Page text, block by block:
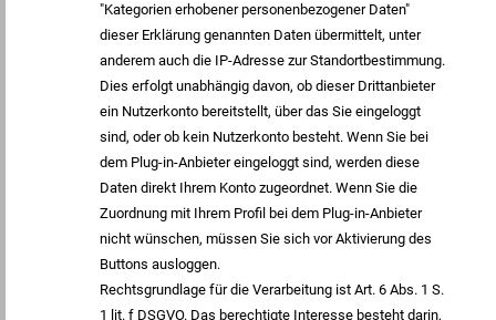
"Kategorien erhobener personenbezogener Daten"
dieser Erklärung genannten Daten übermittelt, unter
anderem auch die IP-Adresse zur Standortbestimmung.
Dies erfolgt unabhängig davon, ob dieser Drittanbieter
ein Nutzerkonto bereitstellt, über das Sie eingeloggt
sind, oder ob kein Nutzerkonto besteht. Wenn Sie bei
dem Plug-in-Anbieter eingeloggt sind, werden diese
Daten direkt Ihrem Konto zugeordnet. Wenn Sie die
Zuordnung mit Ihrem Profil bei dem Plug-in-Anbieter
nicht wünschen, müssen Sie sich vor Aktivierung des
Buttons ausloggen.
Rechtsgrundlage für die Verarbeitung ist Art. 6 Abs. 1 S.
1 lit. f DSGVO. Das berechtigte Interesse besteht darin,